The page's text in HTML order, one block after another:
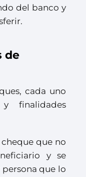
del banco y
de
cada uno
finalidades
que no
y se
que lo